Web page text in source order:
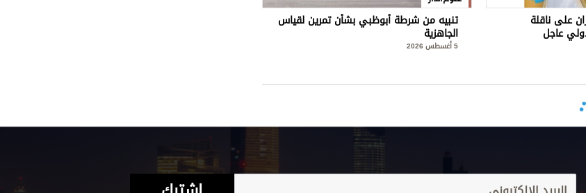
على ناقلة
عاجل
تنبيه من شرطة أبوظبي بشأن تمرين لقياس
الجاهزية
5 أغسطس 2026